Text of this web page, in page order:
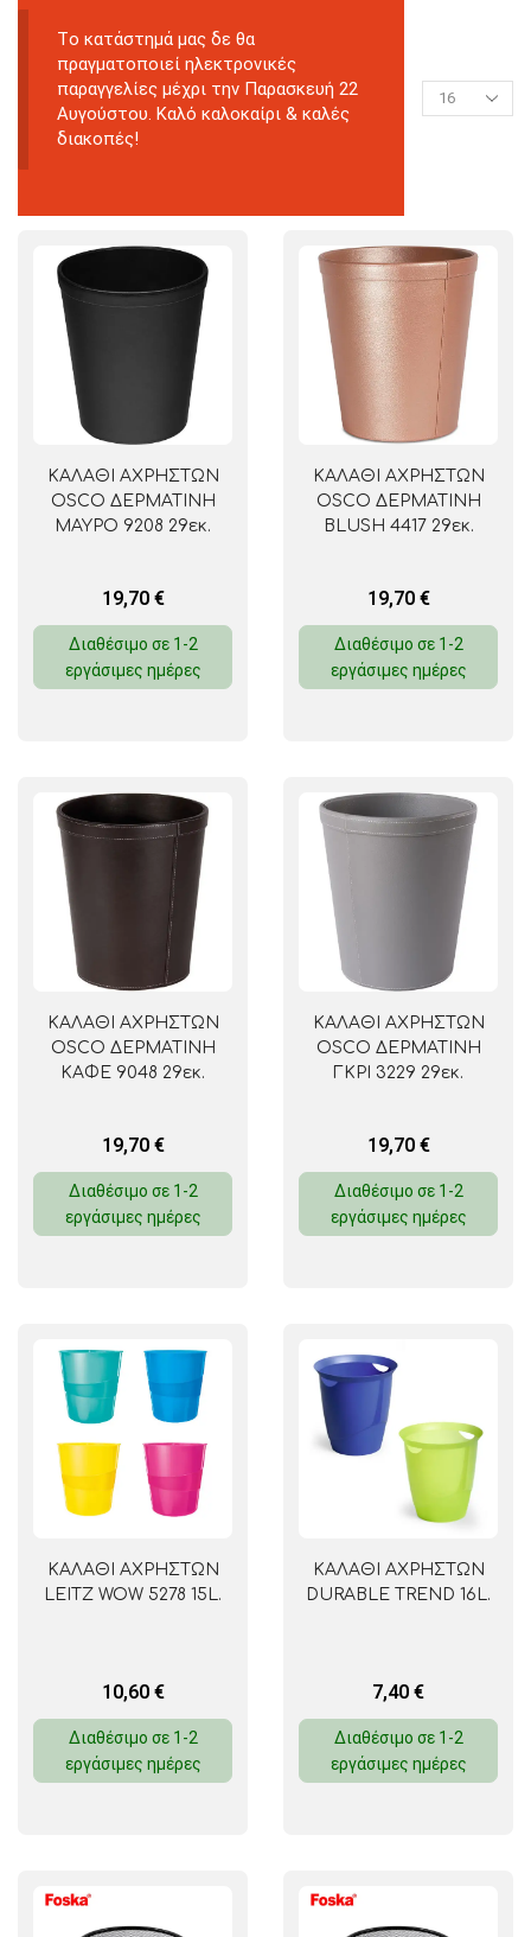
Tο κατάστημά μας δε θα
πραγματοποιεί ηλεκτρονικές
παραγγελίες μέχρι την Παρασκευή 22
Αυγούστου. Καλό καλοκαίρι & καλές
διακοπές!
ΚΑΛΑΘΙ ΑΧΡΗΣΤΩΝ
OSCO ΔΕΡΜΑΤΙΝΗ
ΜΑΥΡΟ 9208 29εκ.
19,70 €
Διαθέσιμο σε 1-2
εργάσιμες ημέρες
ΚΑΛΑΘΙ ΑΧΡΗΣΤΩΝ
OSCO ΔΕΡΜΑΤΙΝΗ
BLUSH 4417 29εκ.
19,70 €
Διαθέσιμο σε 1-2
εργάσιμες ημέρες
ΚΑΛΑΘΙ ΑΧΡΗΣΤΩΝ
OSCO ΔΕΡΜΑΤΙΝΗ
ΚΑΦΕ 9048 29εκ.
19,70 €
Διαθέσιμο σε 1-2
εργάσιμες ημέρες
ΚΑΛΑΘΙ ΑΧΡΗΣΤΩΝ
OSCO ΔΕΡΜΑΤΙΝΗ
ΓΚΡΙ 3229 29εκ.
19,70 €
Διαθέσιμο σε 1-2
εργάσιμες ημέρες
ΚΑΛΑΘΙ ΑΧΡΗΣΤΩΝ
LEITZ WOW 5278 15L.
10,60 €
Διαθέσιμο σε 1-2
εργάσιμες ημέρες
ΚΑΛΑΘΙ ΑΧΡΗΣΤΩΝ
DURABLE TREND 16L.
7,40 €
Διαθέσιμο σε 1-2
εργάσιμες ημέρες